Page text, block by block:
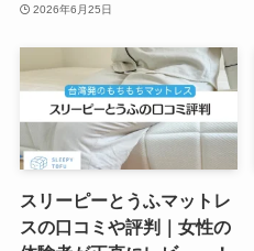
2026年6月25日
スリーピーとうふマットレ
スの口コミや評判｜女性の